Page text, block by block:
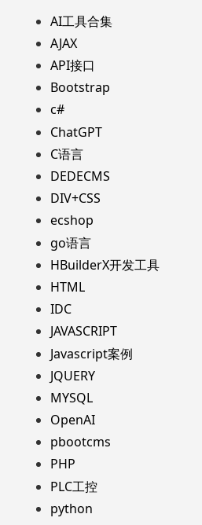
AI工具合集
AJAX
API接口
Bootstrap
c#
ChatGPT
C语言
DEDECMS
DIV+CSS
ecshop
go语言
HBuilderX开发工具
HTML
IDC
JAVASCRIPT
Javascript案例
JQUERY
MYSQL
OpenAI
pbootcms
PHP
PLC工控
python